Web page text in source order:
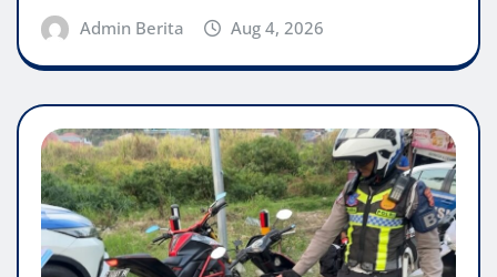
Admin Berita Aug 4, 2026